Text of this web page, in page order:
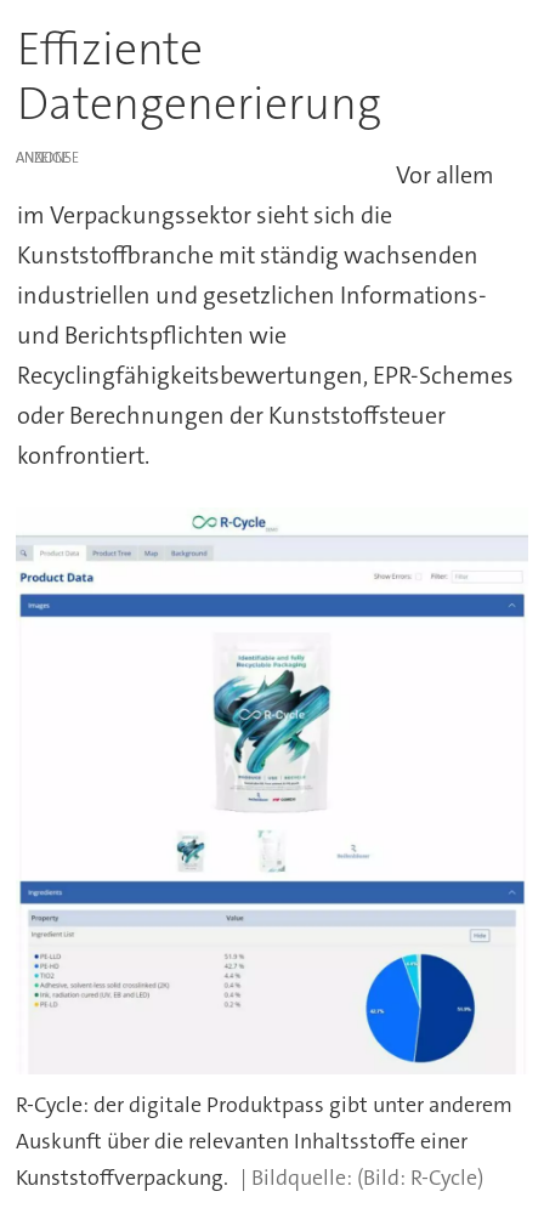
Effiziente
Datengenerierung
ANZEIGE
Vor allem
im Verpackungssektor sieht sich die
Kunststoffbranche mit ständig wachsenden
industriellen und gesetzlichen Informations-
und Berichtspflichten wie
Recyclingfähigkeitsbewertungen, EPR-Schemes
oder Berechnungen der Kunststoffsteuer
konfrontiert.
R-Cycle: der digitale Produktpass gibt unter anderem
Auskunft über die relevanten Inhaltsstoffe einer
Kunststoffverpackung.
(Bild: R-Cycle)